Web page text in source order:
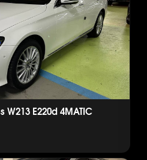
W213 E220d 4MATIC